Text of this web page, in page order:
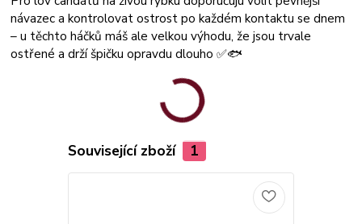
návazec a kontrolovat ostrost po každém kontaktu se dnem
– u těchto háčků máš ale velkou výhodu, že jsou trvale
ostřené a drží špičku opravdu dlouho ✅🐟
Související zboží 1